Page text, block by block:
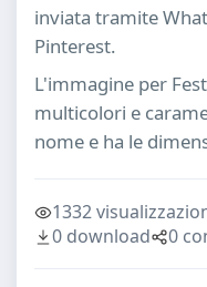
inviata tramite
Pinterest.
L'immagine per
multicolori e
nome e ha le
1332
0 download
0